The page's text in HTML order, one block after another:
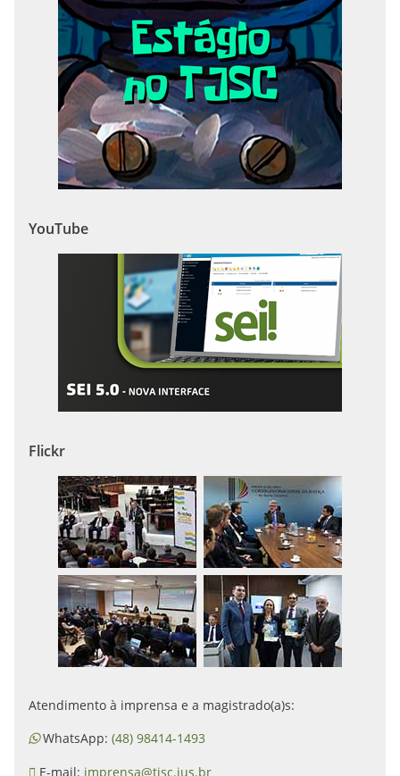
YouTube
Flickr
Atendimento à imprensa e a magistrado(a)s:
WhatsApp: (48) 98414-1493
E-mail: imprensa@tjsc.jus.br